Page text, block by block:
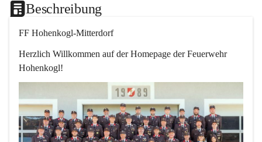
Beschreibung
FF Hohenkogl-Mitterdorf
Herzlich Willkommen auf der Homepage der Feuerwehr
Hohenkogl!